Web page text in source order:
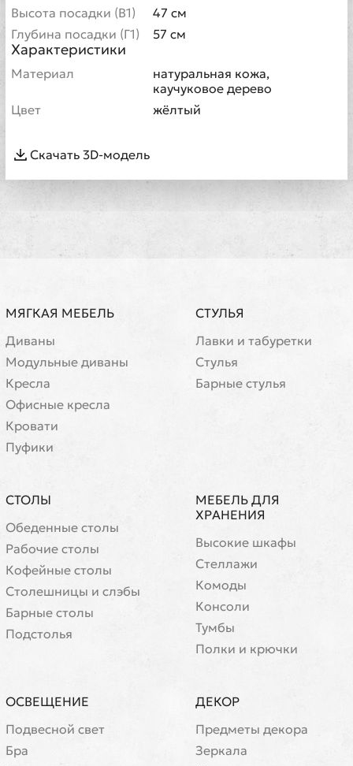
Высота посадки (В1)
47 см
Глубина посадки (Г1)
57 см
Характеристики
Материал
натуральная кожа,
каучуковое дерево
Цвет
жёлтый
Скачать 3D-модель
МЯГКАЯ МЕБЕЛЬ
Диваны
Модульные диваны
Кресла
Офисные кресла
Кровати
Пуфики
СТУЛЬЯ
Лавки и табуретки
Стулья
Барные стулья
СТОЛЫ
Обеденные столы
Рабочие столы
Кофейные столы
Cтолешницы и слэбы
Барные столы
Подстолья
МЕБЕЛЬ ДЛЯ
ХРАНЕНИЯ
Высокие шкафы
Стеллажи
Комоды
Консоли
Тумбы
Полки и крючки
ОСВЕЩЕНИЕ
Подвесной свет
Бра
ДЕКОР
Предметы декора
Зеркала